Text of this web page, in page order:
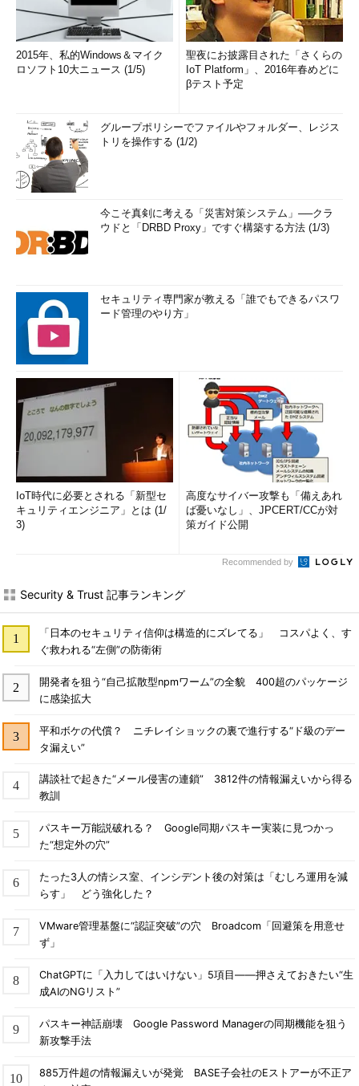
2015年、私的Windows＆マイク
ロソフト10大ニュース (1/5)
聖夜にお披露目された「さくらの
IoT Platform」、2016年春めどに
βテスト予定
グループポリシーでファイルやフォルダー、レジス
トリを操作する (1/2)
今こそ真剣に考える「災害対策システム」──クラ
ウドと「DRBD Proxy」ですぐ構築する方法 (1/3)
セキュリティ専門家が教える「誰でもできるパスワ
ード管理のやり方」
IoT時代に必要とされる「新型セ
キュリティエンジニア」とは (1/
3)
高度なサイバー攻撃も「備えあれ
ば憂いなし」、JPCERT/CCが対
策ガイド公開
Recommended by
Security & Trust 記事ランキング
「日本のセキュリティ信仰は構造的にズレてる」 コスパよく、す
ぐ救われる“左側”の防衛術
開発者を狙う“自己拡散型npmワーム”の全貌 400超のパッケージ
に感染拡大
平和ボケの代償？ ニチレイショックの裏で進行する“ド級のデー
タ漏えい”
講談社で起きた“メール侵害の連鎖” 3812件の情報漏えいから得る
教訓
パスキー万能説破れる？ Google同期パスキー実装に見つかっ
た“想定外の穴”
たった3人の情シス室、インシデント後の対策は「むしろ運用を減
らす」 どう強化した？
VMware管理基盤に“認証突破”の穴 Broadcom「回避策を用意せ
ず」
ChatGPTに「入力してはいけない」5項目――押さえておきたい“生
成AIのNGリスト”
パスキー神話崩壊 Google Password Managerの同期機能を狙う
新攻撃手法
885万件超の情報漏えいが発覚 BASE子会社のEストアーが不正ア